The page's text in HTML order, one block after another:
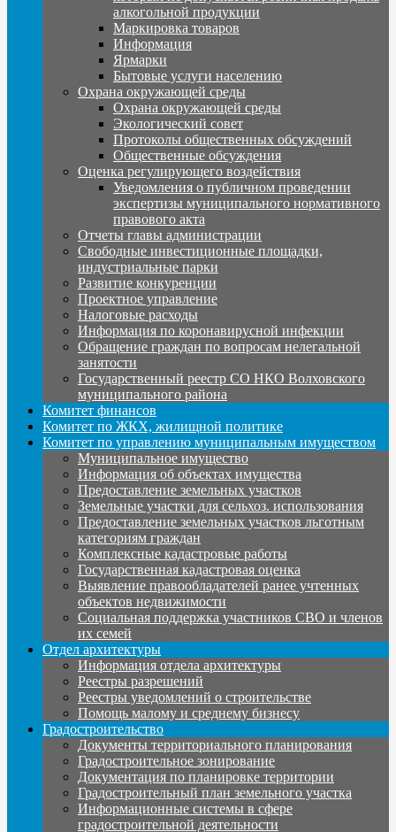
алкогольной продукции
Маркировка товаров
Информация
Ярмарки
Бытовые услуги населению
Охрана окружающей среды
Охрана окружающей среды
Экологический совет
Протоколы общественных обсуждений
Общественные обсуждения
Оценка регулирующего воздействия
Уведомления о публичном проведении
экспертизы муниципального нормативного
правового акта
Отчеты главы администрации
Свободные инвестиционные площадки,
индустриальные парки
Развитие конкуренции
Проектное управление
Налоговые расходы
Информация по коронавирусной инфекции
Обращение граждан по вопросам нелегальной
занятости
Государственный реестр СО НКО Волховского
муниципального района
Комитет финансов
Комитет по ЖКХ, жилищной политике
Комитет по управлению муниципальным имуществом
Муниципальное имущество
Информация об объектах имущества
Предоставление земельных участков
Земельные участки для сельхоз. использования
Предоставление земельных участков льготным
категориям граждан
Комплексные кадастровые работы
Государственная кадастровая оценка
Выявление правообладателей ранее учтенных
объектов недвижимости
Социальная поддержка участников СВО и членов
их семей
Отдел архитектуры
Информация отдела архитектуры
Реестры разрешений
Реестры уведомлений о строительстве
Помощь малому и среднему бизнесу
Градостроительство
Документы территориального планирования
Градостроительное зонирование
Документация по планировке территории
Градостроительный план земельного участка
Информационные системы в сфере
градостроительной деятельности